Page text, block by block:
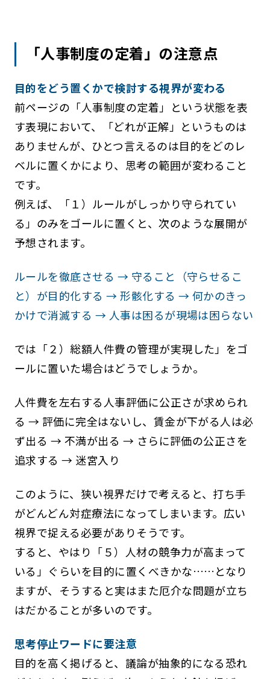
「人事制度の定着」の注意点
目的をどう置くかで検討する視界が変わる
前ページの「人事制度の定着」という状態を表
す表現において、「どれが正解」というものは
ありませんが、ひとつ言えるのは目的をどのレ
ベルに置くかにより、思考の範囲が変わること
です。
例えば、「１）ルールがしっかり守られてい
る」のみをゴールに置くと、次のような展開が
予想されます。
ルールを徹底させる → 守ること（守らせるこ
と）が目的化する → 形骸化する → 何かのきっ
かけで消滅する → 人事は困るが現場は困らない
では「２）総額人件費の管理が実現した」をゴ
ールに置いた場合はどうでしょうか。
人件費を左右する人事評価に公正さが求められ
る → 評価に完全はないし、賃金が下がる人は必
ず出る → 不満が出る → さらに評価の公正さを
追求する → 迷宮入り
このように、狭い視界だけで考えると、打ち手
がどんどん対症療法になってしまいます。広い
視界で捉える必要がありそうです。
すると、やはり「５）人材の競争力が高まって
いる」ぐらいを目的に置くべきかな……となり
ますが、そうすると実はまた厄介な問題が立ち
はだかることが多いのです。
思考停止ワードに要注意
目的を高く掲げると、議論が抽象的になる恐れ